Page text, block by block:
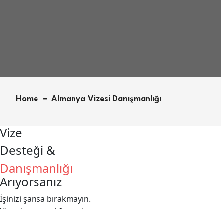
Home Almanya Vizesi Danışmanlığı
Vize
Desteği &
Danışmanlığı
Arıyorsanız
İşinizi şansa bırakmayın.